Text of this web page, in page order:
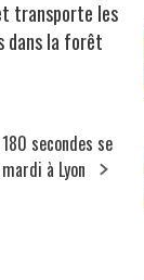
transporte les
dans la forêt
secondes se
à Lyon